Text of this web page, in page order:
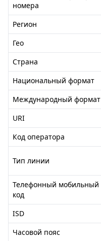
номера
Регион
Гео
Страна
Национальный формат
Международный формат
URI
Код оператора
Тип линии
Телефонный мобильный
код
ISD
Часовой пояс